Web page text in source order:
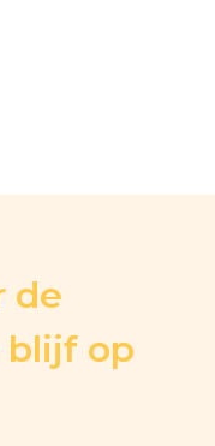
de
op